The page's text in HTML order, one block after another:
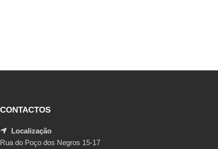
CONTACTOS
Localização
Rua do Poço dos Negros 15-17